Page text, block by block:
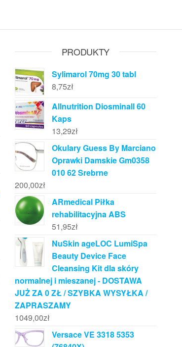
PRODUKTY
Sylimarol 70mg 30 tabl
8,75zł
Allnutrition Diosminall 60
Kaps
13,29zł
Okulary Guess By Marciano
Oprawki Damskie Gm0358
010 62 Srebrne
200,00zł
ARmedical Piłka
rehabilitacyjna ABS
51,95zł
NuSkin ageLOC LumiSpa
Beauty Device Face
Cleansing Kit dla skóry
normalnej i mieszanej - DOSTAWA
JUŻ ZA 0 ZŁ / SZYBKA WYSYŁKA /
ZAPRASZAMY
1049,00zł
Versace VE 3318 5353